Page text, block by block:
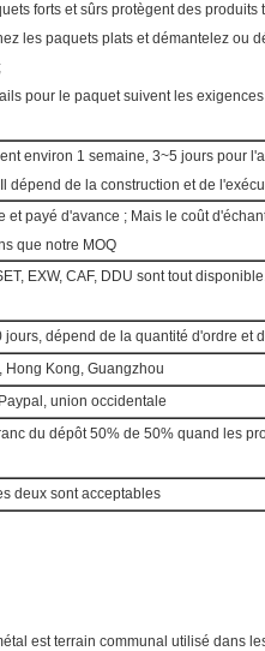
forts et sûrs protègent des produits
les paquets plats et démantelez ou
pour le paquet suivent les
environ 1 semaine, 3~5 jours pour
dépend de la construction et de
et payé d'avance ; Mais le coût
que notre MOQ
EXW, CAF, DDU sont tout
jours, dépend de la quantité d'ordre et
Hong Kong, Guangzhou
union occidentale
du dépôt 50% de 50% quand les
deux sont acceptables
est terrain communal utilisé dans